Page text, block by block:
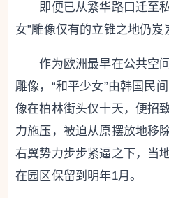
即便已从繁华路口迁至私
女”雕像仅有的立锥之地仍岌
作为欧洲最早在公共空间
雕像，“和平少女”由韩国民
像在柏林街头仅十天，便招
力施压，被迫从原摆放地移
右翼势力步步紧逼之下，当
在园区保留到明年1月。